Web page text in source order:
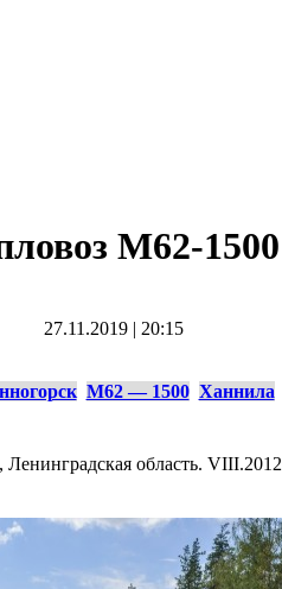
М62-1500
27.11.2019 | 20:15
М62 — 1500 Ханнила
область. VIII.2012